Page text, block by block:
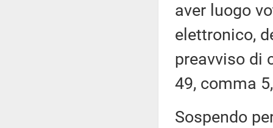
aver luogo
elettronico,
preavviso di
49, comma
Sospendo